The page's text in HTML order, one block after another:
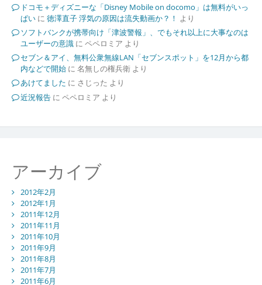
ドコモ＋ディズニーな「Disney Mobile on docomo」は無料がいっ
ぱいに 徳澤直子 浮気の原因は流失動画か？！ より
ソフトバンクが携帯向け「津波警報」、でもそれ以上に大事なのは
ユーザーの意識に ペペロミア より
セブン＆アイ、無料公衆無線LAN「セブンスポット」を12月から都
内などで開始に 名無しの権兵衛より
あけてました に さじった より
近況報告に ペペロミア より
アーカイブ
2012年2月
2012年1月
2011年12月
2011年11月
2011年10月
2011年9月
2011年8月
2011年7月
2011年6月